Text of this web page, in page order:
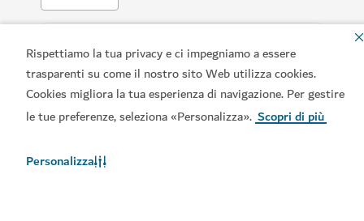
Rispettiamo la tua privacy e ci impegniamo a essere
trasparenti su come il nostro sito Web utilizza cookies.
Cookies migliora la tua esperienza di navigazione. Per gestire
le tue preferenze, seleziona «Personalizza». Scopri di più
Personalizza